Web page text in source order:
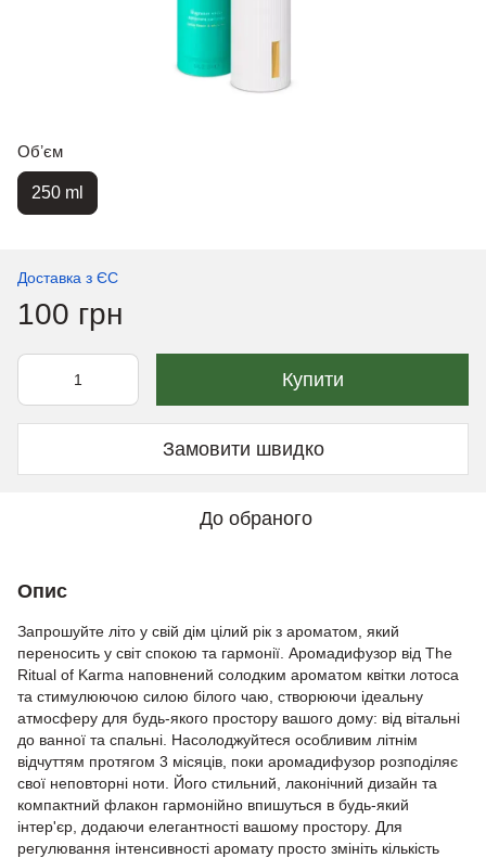
Обʼєм
250 ml
Доставка з ЄС
100 грн
Купити
Замовити швидко
До обраного
Опис
Запрошуйте літо у свій дім цілий рік з ароматом, який
переносить у світ спокою та гармонії. Аромадифузор від The
Ritual of Karma наповнений солодким ароматом квітки лотоса
та стимулюючою силою білого чаю, створюючи ідеальну
атмосферу для будь-якого простору вашого дому: від вітальні
до ванної та спальні. Насолоджуйтеся особливим літнім
відчуттям протягом 3 місяців, поки аромадифузор розподіляє
свої неповторні ноти. Його стильний, лаконічний дизайн та
компактний флакон гармонійно впишуться в будь-який
інтер'єр, додаючи елегантності вашому простору. Для
регулювання інтенсивності аромату просто змініть кількість